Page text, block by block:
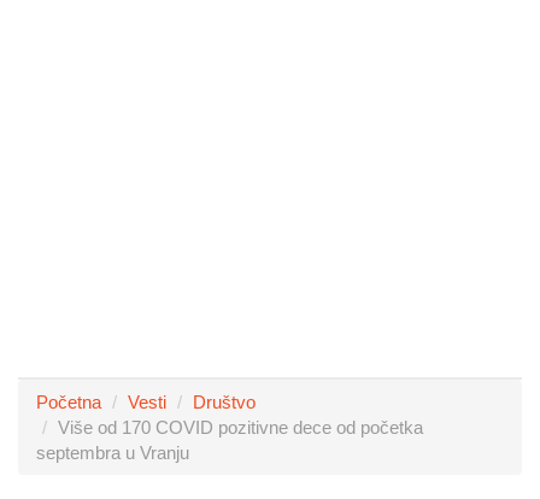
Početna Vesti
Društvo
Više od 170 COVID pozitivne dece od početka
septembra u Vranju